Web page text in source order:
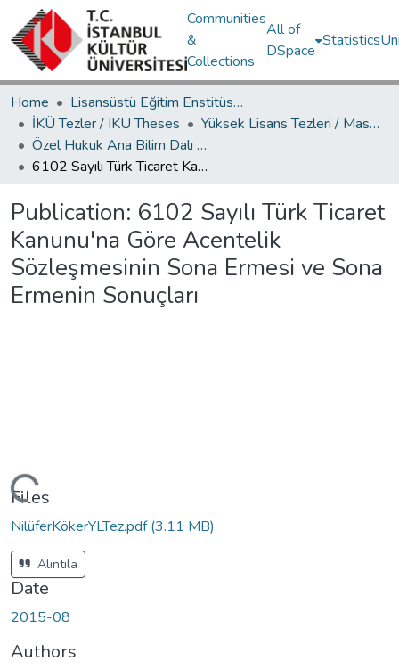
Communities
&
Collections
All of
DSpace
Statistics
Home
Lisansüstü Eğitim Enstitüsü / Postgraduate Education Institute
İKÜ Tezler / IKU Theses
Yüksek Lisans Tezleri / Master's Theses
Özel Hukuk Ana Bilim Dalı / Department of Private Law
6102 Sayılı Türk Ticaret Kanunu'na Göre Acentelik Sözleşmesinin Sona Ermesi ve Sona Ermenin Sonuçları
Publication: 6102 Sayılı Türk Ticaret
Kanunu'na Göre Acentelik
Sözleşmesinin Sona Ermesi ve Sona
Ermenin Sonuçları
Files
NilüferKökerYLTez.pdf(3.11 MB)
Alıntıla
Date
2015-08
Authors